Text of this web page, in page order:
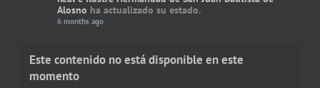
Alosno ha actualizado su estado.
6 months ago
Este contenido no está disponible en este
momento